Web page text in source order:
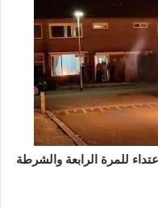
للمرة الرابعة والشرطة